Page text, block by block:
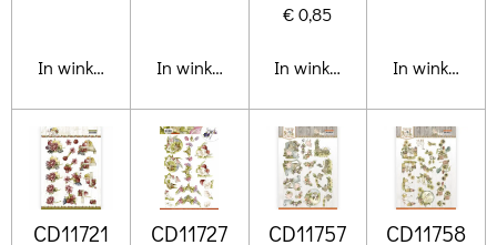
In winkelwagenIn winkelwagen
€ 0,85
In winkelwagenIn
CD11721
CD11727
CD11757
CD11758